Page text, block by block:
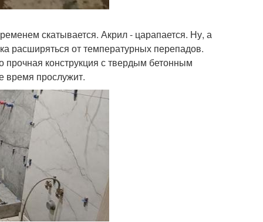
скатывается. Акрил - царапается. Ну, а
расширяться от температурных перепадов.
конструкция с твердым бетонным
время прослужит.